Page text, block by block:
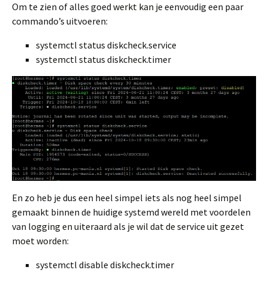
Om te zien of alles goed werkt kan je eenvoudig een paar
commando’s uitvoeren:
systemctl status diskcheck.service
systemctl status diskcheck.timer
En zo heb je dus een heel simpel iets als nog heel simpel
gemaakt binnen de huidige systemd wereld met voordelen
van logging en uiteraard als je wil dat de service uit gezet
moet worden:
systemctl disable diskcheck.timer